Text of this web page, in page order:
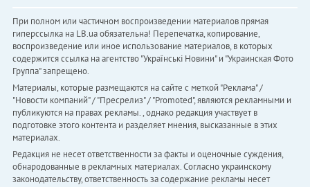
При полном или частичном воспроизведении материалов прямая
гиперссылка на LB.ua обязательна! Перепечатка, копирование,
воспроизведение или иное использование материалов, в которых
содержится ссылка на агентство "Українськi Новини" и "Украинская Фото
Группа" запрещено.
Материалы, которые размещаются на сайте с меткой "Реклама" /
"Новости компаний" / "Пресрелиз" / "Promoted", являются рекламными и
публикуются на правах рекламы. , однако редакция участвует в
подготовке этого контента и разделяет мнения, высказанные в этих
материалах.
Редакция не несет ответственности за факты и оценочные суждения,
обнародованные в рекламных материалах. Согласно украинскому
законодательству, ответственность за содержание рекламы несет